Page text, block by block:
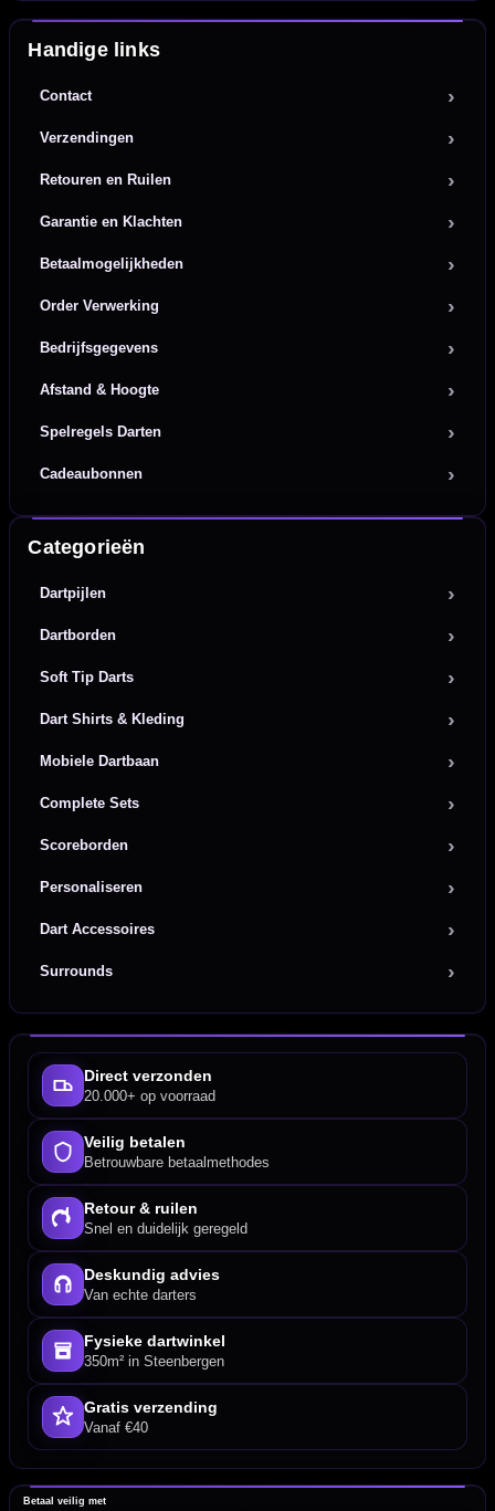
Handige links
Contact
Verzendingen
Retouren en Ruilen
Garantie en Klachten
Betaalmogelijkheden
Order Verwerking
Bedrijfsgegevens
Afstand & Hoogte
Spelregels Darten
Cadeaubonnen
Categorieën
Dartpijlen
Dartborden
Soft Tip Darts
Dart Shirts & Kleding
Mobiele Dartbaan
Complete Sets
Scoreborden
Personaliseren
Dart Accessoires
Surrounds
Direct verzonden
20.000+ op voorraad
Veilig betalen
Betrouwbare betaalmethodes
Retour & ruilen
Snel en duidelijk geregeld
Deskundig advies
Van echte darters
Fysieke dartwinkel
350m² in Steenbergen
Gratis verzending
Vanaf €40
Betaal veilig met